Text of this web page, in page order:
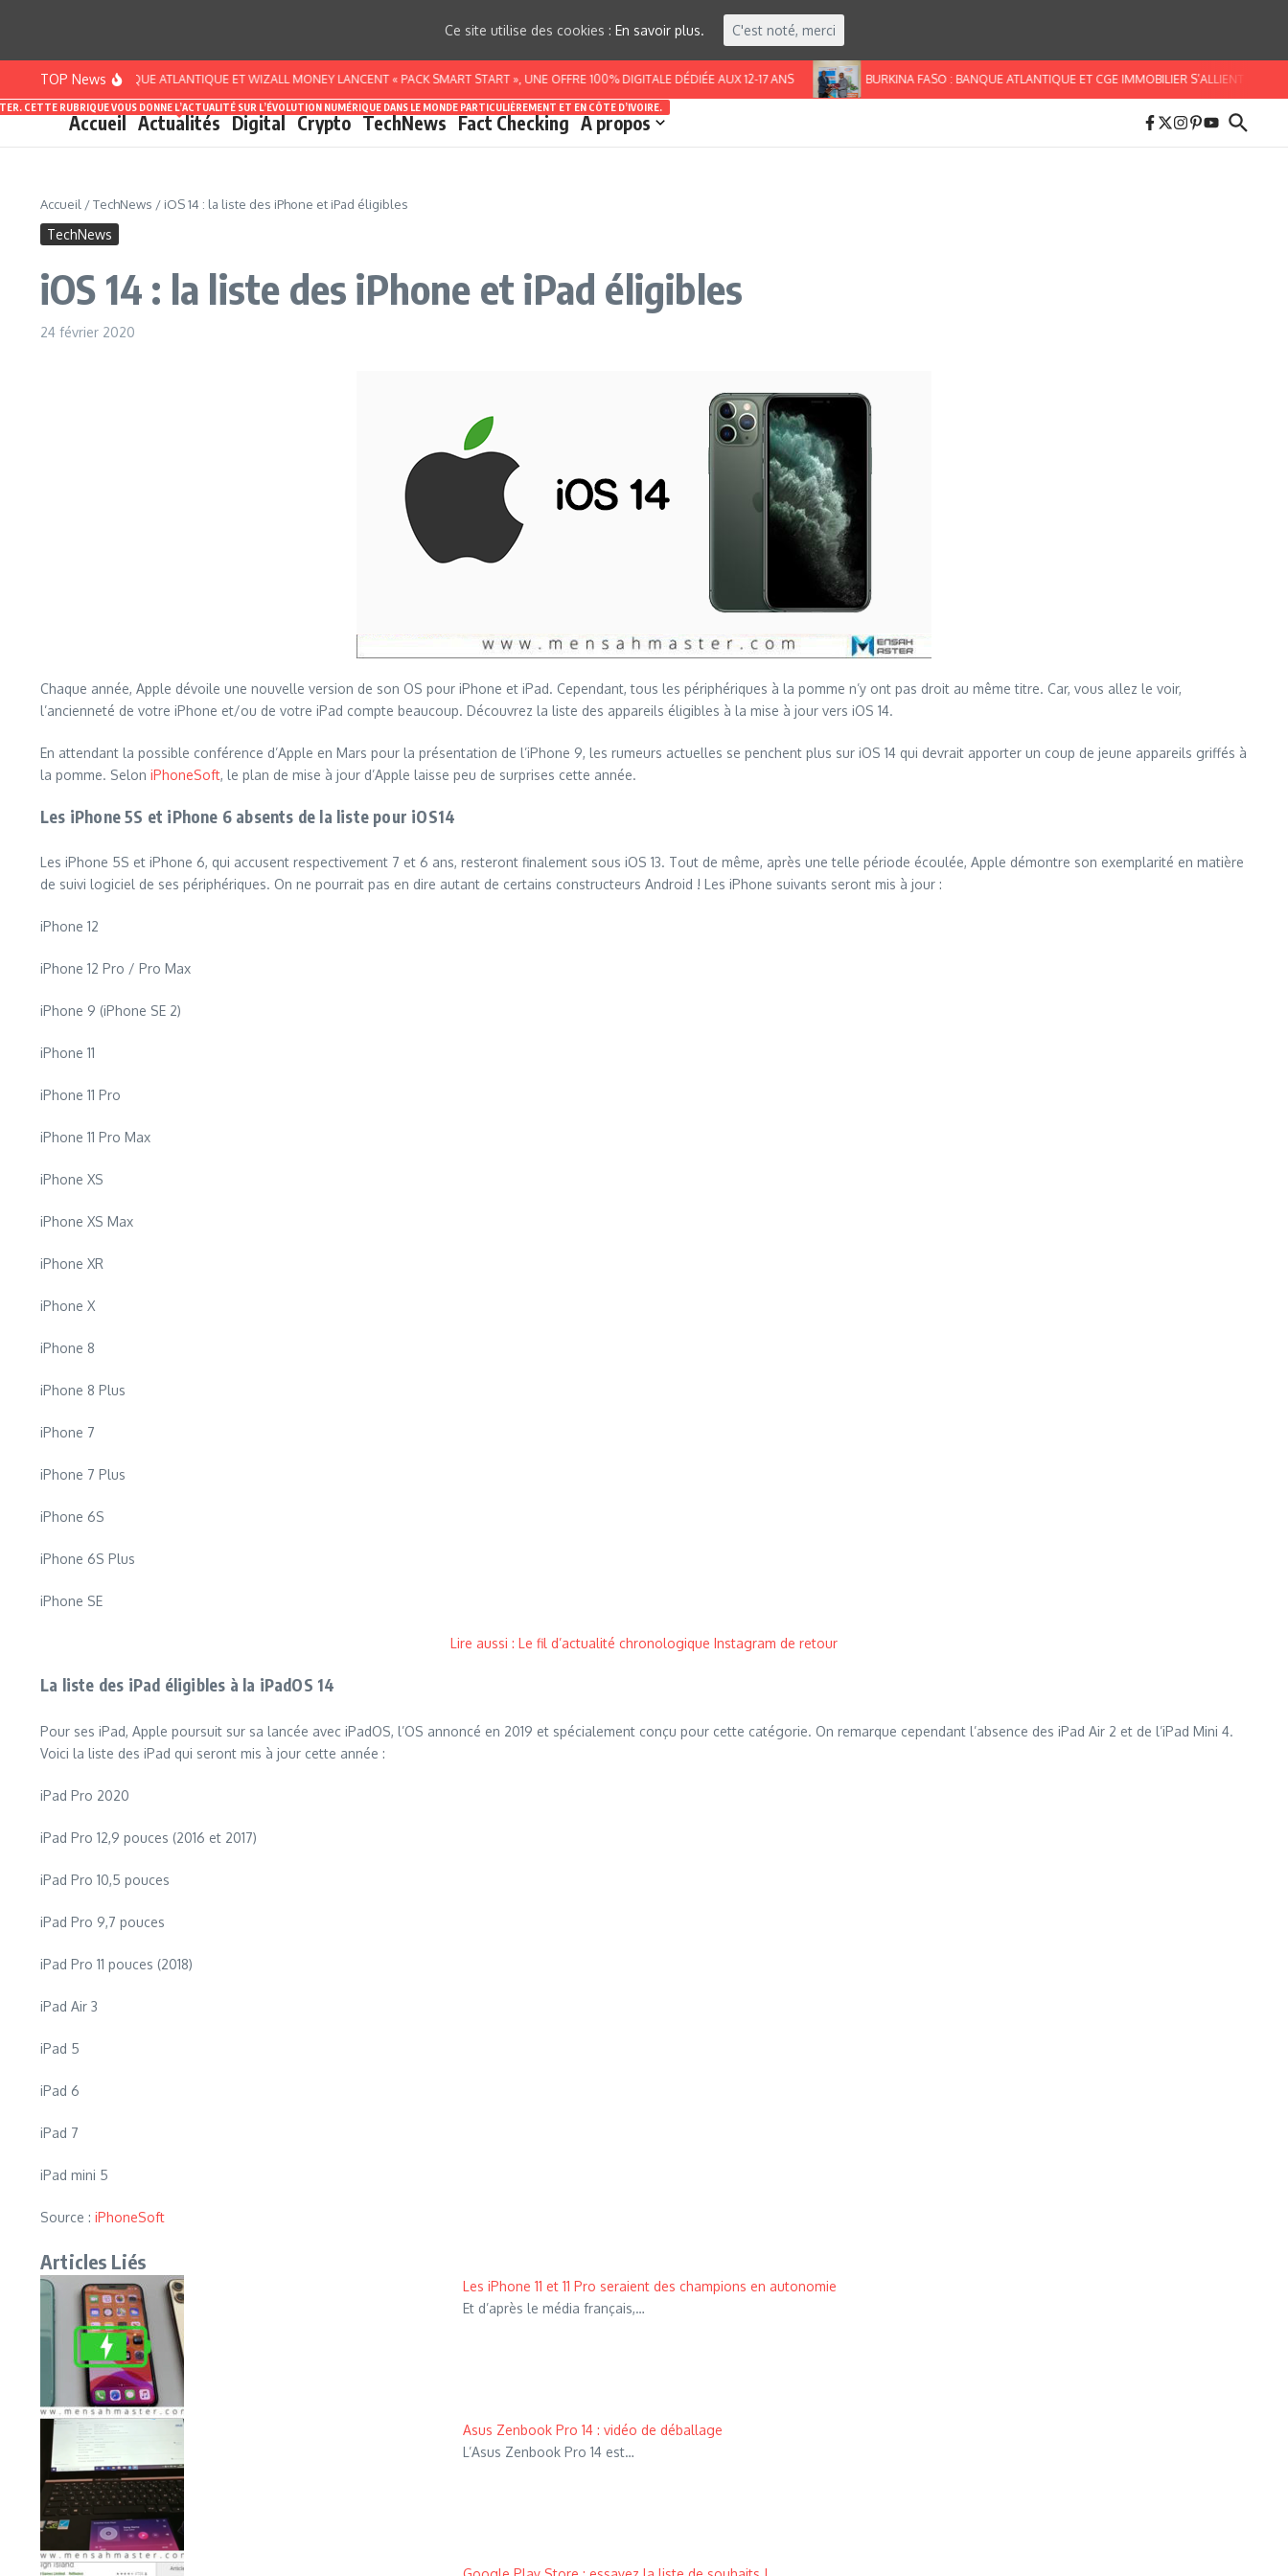
TOP News
D’IVOIRE : BANQUE ATLANTIQUE ET WIZALL MONEY LANCENT « PACK SMART START », UNE OFFRE 100% DIGITALE DÉDIÉE AUX 12-17 ANS BURKINA FASO : BANQUE ATLANTIQUE ET CGE IMMOBILIER S’ALLIENT POUR
Accueil Actualités
CETTE RUBRIQUE VOUS DONNE L’ACTUALITÉ SUR L’ÉVOLUTION NUMÉRIQUE DANS LE MONDE PARTICULIÈREMENT ET EN CÔTE D’IVOIRE.
Digital Crypto TechNews Fact Checking A propos
Accueil /TechNews / iOS 14 : la liste des iPhone et iPad éligibles
TechNews
iOS 14 : la liste des iPhone et iPad éligibles
24 février 2020
Chaque année, Apple dévoile une nouvelle version de son OS pour iPhone et iPad. Cependant, tous les périphériques à la pomme n’y ont pas droit au même titre. Car, vous allez le voir,
l’ancienneté de votre iPhone et/ou de votre iPad compte beaucoup. Découvrez la liste des appareils éligibles à la mise à jour vers iOS 14.
En attendant la possible conférence d’Apple en Mars pour la présentation de l’iPhone 9, les rumeurs actuelles se penchent plus sur iOS 14 qui devrait apporter un coup de jeune appareils griffés à
la pomme. Selon iPhoneSoft, le plan de mise à jour d’Apple laisse peu de surprises cette année.
Les iPhone 5S et iPhone 6 absents de la liste pour iOS14
Les iPhone 5S et iPhone 6, qui accusent respectivement 7 et 6 ans, resteront finalement sous iOS 13. Tout de même, après une telle période écoulée, Apple démontre son exemplarité en matière
de suivi logiciel de ses périphériques. On ne pourrait pas en dire autant de certains constructeurs Android ! Les iPhone suivants seront mis à jour :
iPhone 12
iPhone 12 Pro / Pro Max
iPhone 9 (iPhone SE 2)
iPhone 11
iPhone 11 Pro
iPhone 11 Pro Max
iPhone XS
iPhone XS Max
iPhone XR
iPhone X
iPhone 8
iPhone 8 Plus
iPhone 7
iPhone 7 Plus
iPhone 6S
iPhone 6S Plus
iPhone SE
Lire aussi : Le fil d’actualité chronologique Instagram de retour
La liste des iPad éligibles à la iPadOS 14
Pour ses iPad, Apple poursuit sur sa lancée avec iPadOS, l’OS annoncé en 2019 et spécialement conçu pour cette catégorie. On remarque cependant l’absence des iPad Air 2 et de l’iPad Mini 4.
Voici la liste des iPad qui seront mis à jour cette année :
iPad Pro 2020
iPad Pro 12,9 pouces (2016 et 2017)
iPad Pro 10,5 pouces
iPad Pro 9,7 pouces
iPad Pro 11 pouces (2018)
iPad Air 3
iPad 5
iPad 6
iPad 7
iPad mini 5
Source : iPhoneSoft
Articles Liés
Les iPhone 11 et 11 Pro seraient des champions en autonomie
Et d’après le média français,…
Asus Zenbook Pro 14 : vidéo de déballage
L’Asus Zenbook Pro 14 est…
Ce site utilise des cookies : En savoir plus. C'est noté, merci